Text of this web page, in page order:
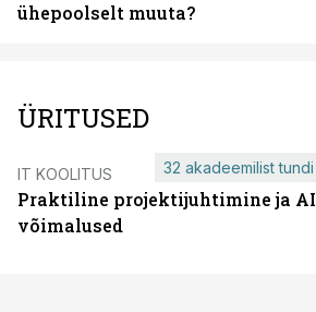
ühepoolselt muuta?
ÜRITUSED
IT KOOLITUS
Praktiline projektijuhtimine ja AI
võimalused
32 akadeemilist tundi